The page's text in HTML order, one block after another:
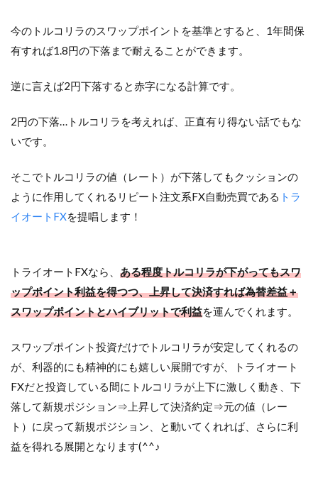
今のトルコリラのスワップポイントを基準とすると、1年間保
有すれば1.8円の下落まで耐えることができます。
逆に言えば2円下落すると赤字になる計算です。
2円の下落…トルコリラを考えれば、正直有り得ない話でもな
いです。
そこでトルコリラの値（レート）が下落してもクッションの
ように作用してくれるリピート注文系FX自動売買である トラ
イオートFXを提唱します！
トライオートFXなら、 ある程度トルコリラが下がってもスワ
ップポイント利益を得つつ、上昇して決済すれば為替差益＋
スワップポイントとハイブリットで利益を運んでくれます。
スワップポイント投資だけでトルコリラが安定してくれるの
が、利器的にも精神的にも嬉しい展開ですが、トライオート
FXだと投資している間にトルコリラが上下に激しく動き、下
落して新規ポジション⇒上昇して決済約定⇒元の値（レー
ト）に戻って新規ポジション、と動いてくれれば、さらに利
益を得れる展開となります(^^♪